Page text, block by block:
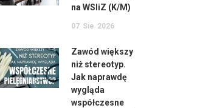
na WSIiZ (K/M)
07 Sie 2026
Zawód większy
niż stereotyp.
Jak naprawdę
wygląda
współczesne